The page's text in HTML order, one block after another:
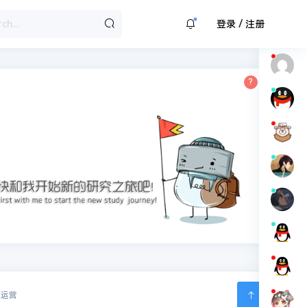
登录/ 注册
营